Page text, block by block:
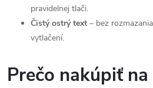
pravidelnej tlači.
Čistý ostrý text – bez
vytlačení.
Prečo nakúpiť